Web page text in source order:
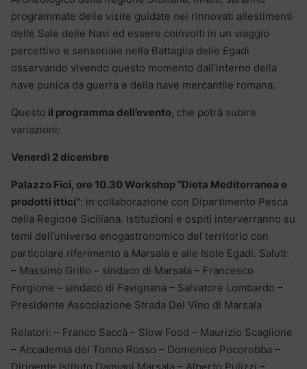
programmate delle visite guidate nei rinnovati allestimenti
delle Sale delle Navi ed essere coinvolti in un viaggio
percettivo e sensoriale nella Battaglia delle Egadi
osservando vivendo questo momento dall’interno della
nave punica da guerra e della nave mercantile romana.
Questo il programma dell’evento, che potrà subire
variazioni:
Venerdì 2 dicembre
Palazzo Fici, ore 10.30 Workshop “Dieta Mediterranea e
prodotti ittici”: in collaborazione con Dipartimento Pesca
della Regione Siciliana. Istituzioni e ospiti interverranno su
temi dell’universo enogastronomico del territorio con
particolare riferimento a Marsala e alle Isole Egadi. Saluti:
– Massimo Grillo – sindaco di Marsala – Francesco
Forgione – sindaco di Favignana – Salvatore Lombardo –
Presidente Associazione Strada Del Vino di Marsala
Relatori: – Franco Saccà – Slow Food – Maurizio Scaglione
– Accademia del Tonno Rosso – Domenico Pocorobba –